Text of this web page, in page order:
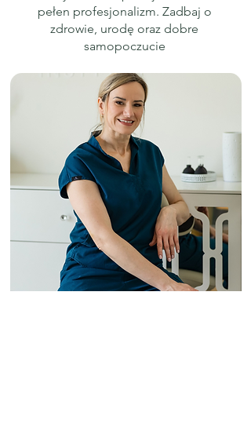
pełen profesjonalizm. Zadbaj o
zdrowie, urodę oraz dobre
samopoczucie